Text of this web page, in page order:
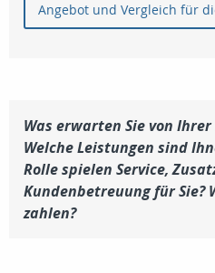
Angebot und Vergleich für
Was erwarten Sie von
Welche Leistungen sind
Rolle spielen Service,
Kundenbetreuung für Sie?
zahlen?